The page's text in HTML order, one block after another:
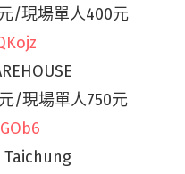
/現場單人400元
/現場單人750元
Taichung